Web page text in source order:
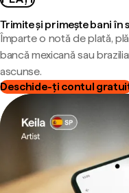
Trimite și primește bani în
Împarte o notă de plată,
bancă mexicană sau
ascunse.
Deschide-ți contul